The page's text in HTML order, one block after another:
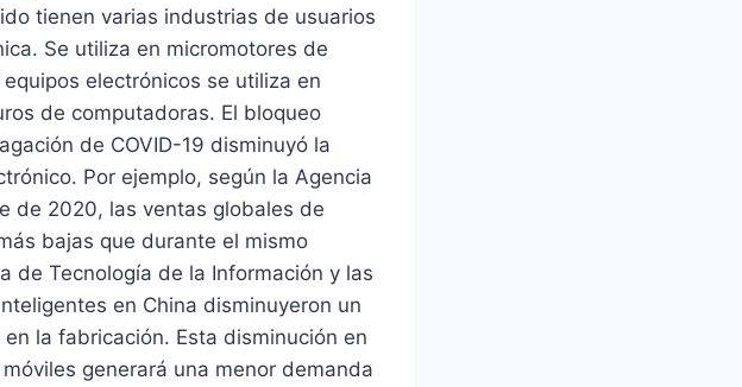
tienen varias industrias de usuarios
Se utiliza en micromotores de
electrónicos se utiliza en
de computadoras. El bloqueo
de COVID-19 disminuyó la
Por ejemplo, según la Agencia
de 2020, las ventas globales de
bajas que durante el mismo
de Tecnología de la Información y las
en China disminuyeron un
la fabricación. Esta disminución en
generará una menor demanda